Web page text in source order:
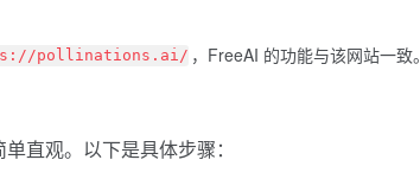
pollinations.ai/ ，FreeAI 的功能与该网站一致。
直观。以下是具体步骤：